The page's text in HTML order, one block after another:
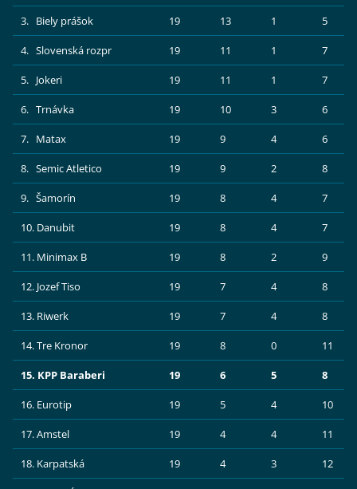
3. Biely prášok 19 13 1 5
4. Slovenská rozpr 19 11 1 7
5. Jokeri 19 11 1 7
6. Trnávka 19 10 3 6
7. Matax 19 9 4 6
8. Semic Atletico 19 9 2 8
9. Šamorín 19 8 4 7
10. Danubit 19 8 4 7
11. Minimax B 19 8 2 9
12. Jozef Tiso 19 7 4 8
13. Riwerk 19 7 4 8
14. Tre Kronor 19 8 0 11
15. KPP Baraberi 19 6 5 8
16. Eurotip 19 5 4 10
17. Amstel 19 4 4 11
18. Karpatská 19 4 3 12